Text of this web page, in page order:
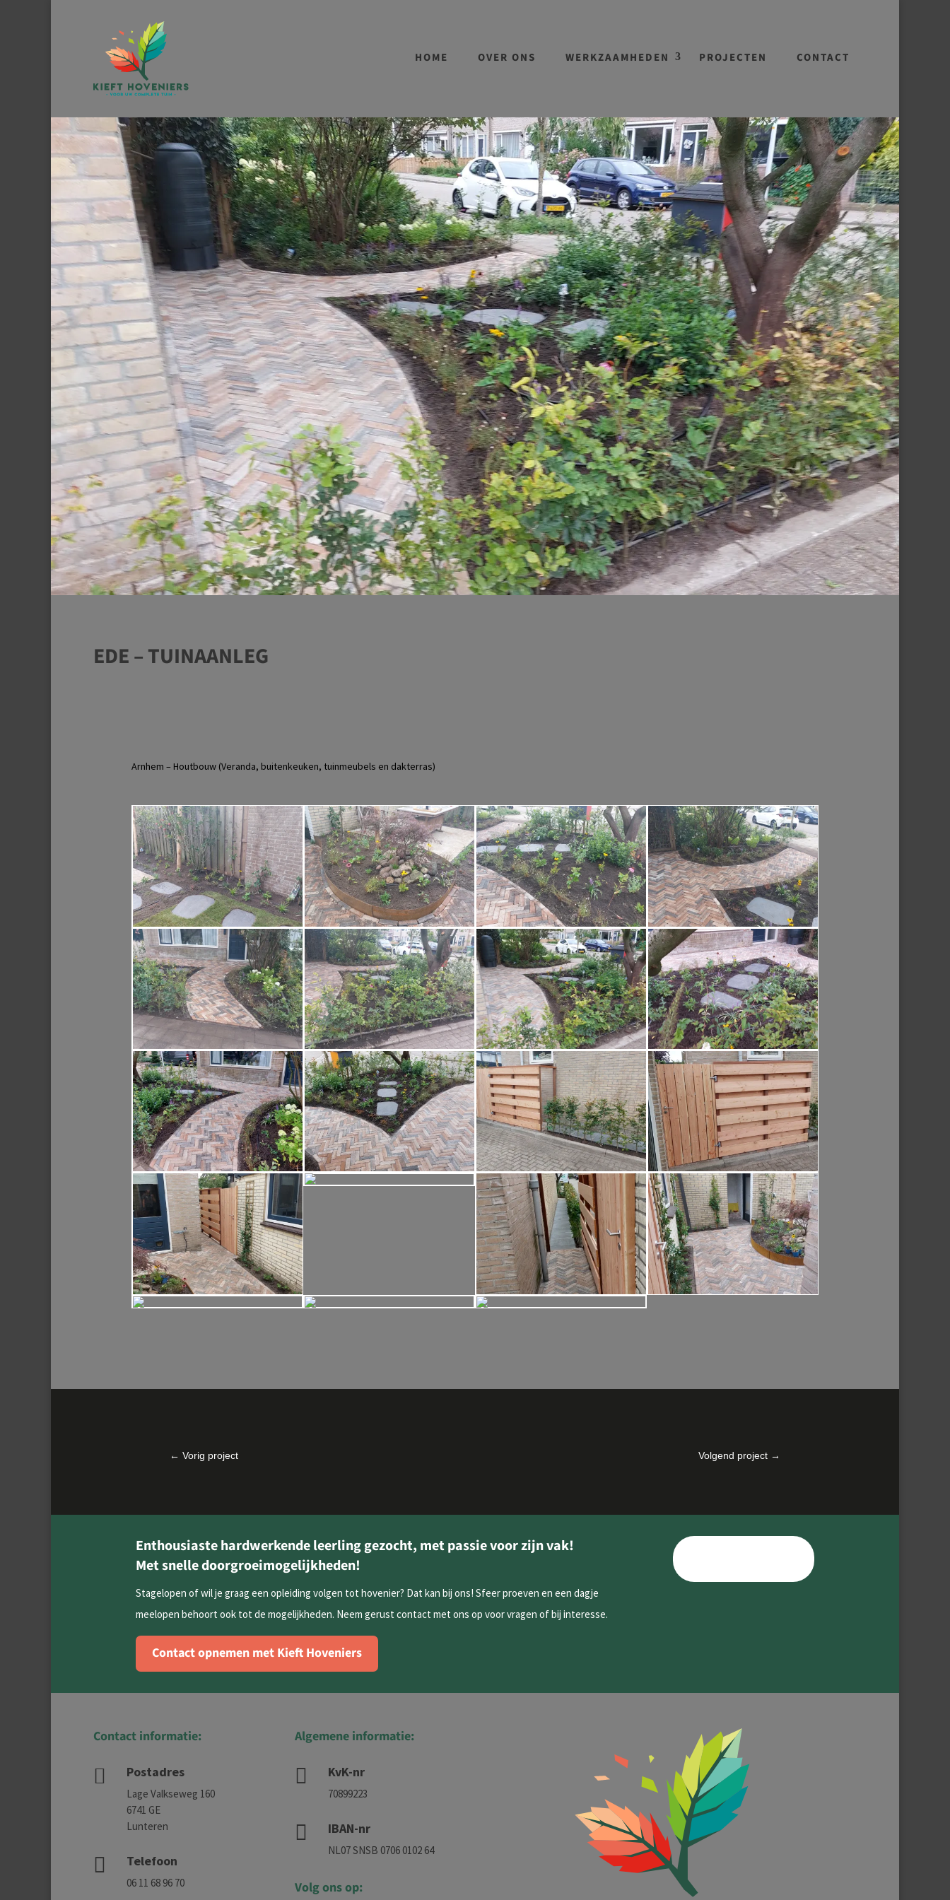
HOME OVER ONS WERKZAAMHEDEN PROJECTEN CONTACT
EDE – TUINAANLEG
Arnhem – Houtbouw (Veranda, buitenkeuken, tuinmeubels en dakterras)
← Vorig project Volgend project →
Enthousiaste hardwerkende leerling gezocht, met passie voor zijn vak!
Met snelle doorgroeimogelijkheden!
Stagelopen of wil je graag een opleiding volgen tot hovenier? Dat kan bij ons! Sfeer proeven en een dagje
meelopen behoort ook tot de mogelijkheden. Neem gerust contact met ons op voor vragen of bij interesse.
Contact opnemen met Kieft Hoveniers
Contact informatie:
 Postadres
Lage Valkseweg 160
6741 GE
Lunteren
 Telefoon
06 11 68 96 70
Algemene informatie:
 KvK-nr
70899223
 IBAN-nr
NL07 SNSB 0706 0102 64
Volg ons op: